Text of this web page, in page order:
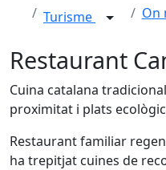
Turisme On
Restaurant
Cuina catalana
proximitat i plats
Restaurant familiar
ha trepitjat cuines de